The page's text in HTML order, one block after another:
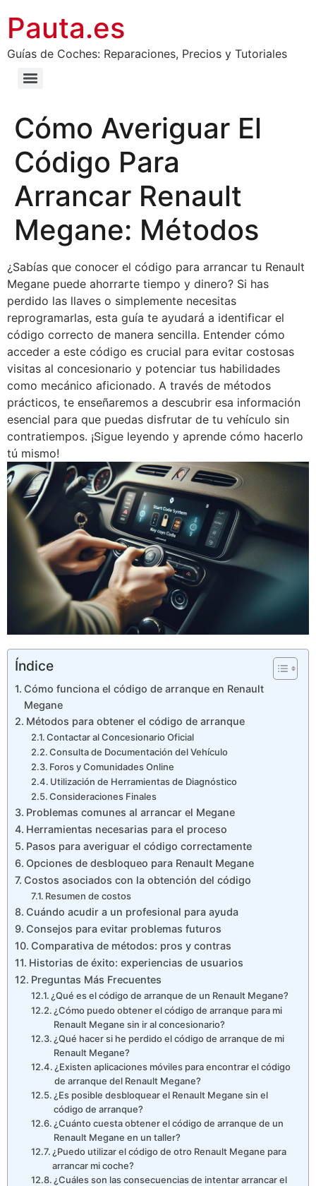
Pauta.es
Guías de Coches: Reparaciones, Precios y Tutoriales
Cómo Averiguar El
Código Para
Arrancar Renault
Megane: Métodos
¿Sabías que conocer el código para arrancar tu Renault
Megane puede ahorrarte tiempo y dinero? Si has
perdido las llaves o simplemente necesitas
reprogramarlas, esta guía te ayudará a identificar el
código correcto de manera sencilla. Entender cómo
acceder a este código es crucial para evitar costosas
visitas al concesionario y potenciar tus habilidades
como mecánico aficionado. A través de métodos
prácticos, te enseñaremos a descubrir esa información
esencial para que puedas disfrutar de tu vehículo sin
contratiempos. ¡Sigue leyendo y aprende cómo hacerlo
tú mismo!
Índice
Cómo funciona el código de arranque en Renault
Megane
Métodos para obtener el código de arranque
Contactar al Concesionario Oficial
Consulta de Documentación del Vehículo
Foros y Comunidades Online
Utilización de Herramientas de Diagnóstico
Consideraciones Finales
Problemas comunes al arrancar el Megane
Herramientas necesarias para el proceso
Pasos para averiguar el código correctamente
Opciones de desbloqueo para Renault Megane
Costos asociados con la obtención del código
Resumen de costos
Cuándo acudir a un profesional para ayuda
Consejos para evitar problemas futuros
Comparativa de métodos: pros y contras
Historias de éxito: experiencias de usuarios
Preguntas Más Frecuentes
¿Qué es el código de arranque de un Renault Megane?
¿Cómo puedo obtener el código de arranque para mi
Renault Megane sin ir al concesionario?
¿Qué hacer si he perdido el código de arranque de mi
Renault Megane?
¿Existen aplicaciones móviles para encontrar el código
de arranque del Renault Megane?
¿Es posible desbloquear el Renault Megane sin el
código de arranque?
¿Cuánto cuesta obtener el código de arranque de un
Renault Megane en un taller?
¿Puedo utilizar el código de otro Renault Megane para
arrancar mi coche?
¿Cuáles son las consecuencias de intentar arrancar el